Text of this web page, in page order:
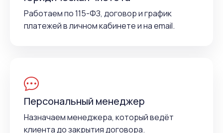
Работаем по 115-ФЗ, договор и график
платежей в личном кабинете и на email.
Персональный менеджер
Назначаем менеджера, который ведёт
клиента до закрытия договора.